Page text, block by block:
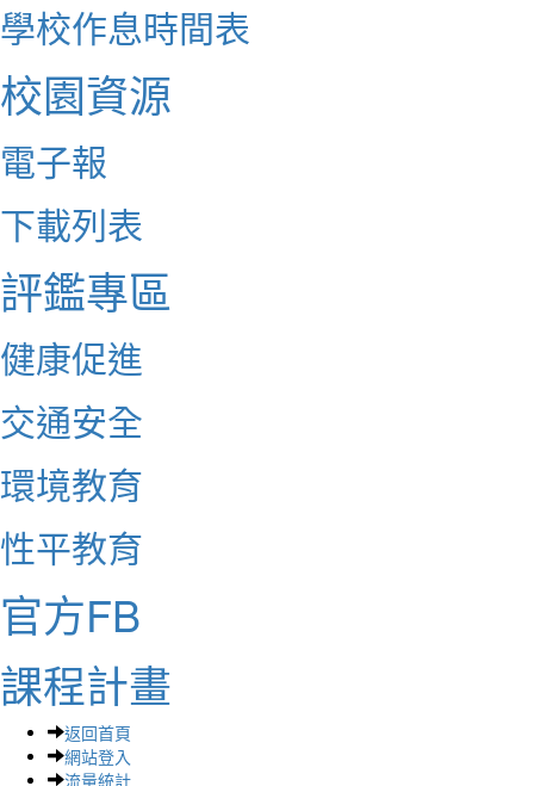
學校作息時間表
校園資源
電子報
下載列表
評鑑專區
健康促進
交通安全
環境教育
性平教育
官方FB
課程計畫
返回首頁
網站登入
流量統計